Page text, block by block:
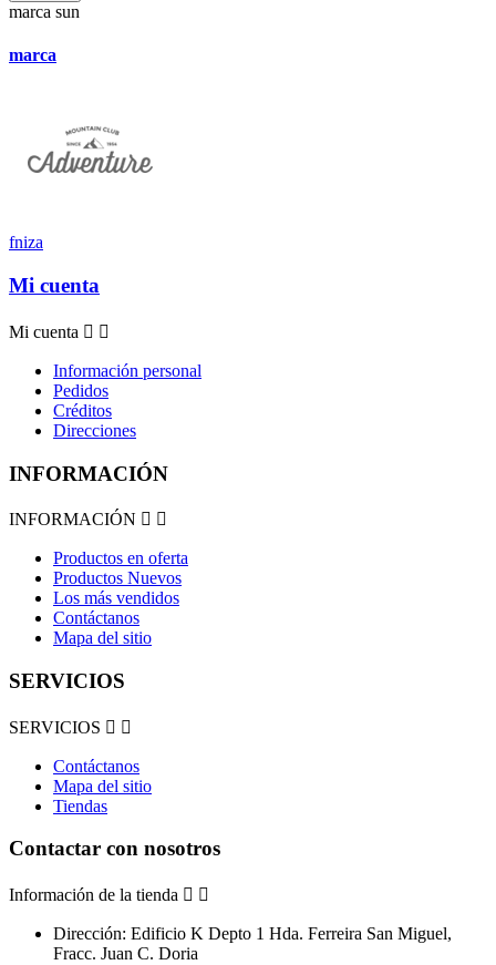
marca sun
marca
fniza
Mi cuenta
Mi cuenta  
Información personal
Pedidos
Créditos
Direcciones
INFORMACIÓN
INFORMACIÓN  
Productos en oferta
Productos Nuevos
Los más vendidos
Contáctanos
Mapa del sitio
SERVICIOS
SERVICIOS  
Contáctanos
Mapa del sitio
Tiendas
Contactar con nosotros
Información de la tienda  
Dirección: Edificio K Depto 1 Hda. Ferreira San Miguel,
Fracc. Juan C. Doria